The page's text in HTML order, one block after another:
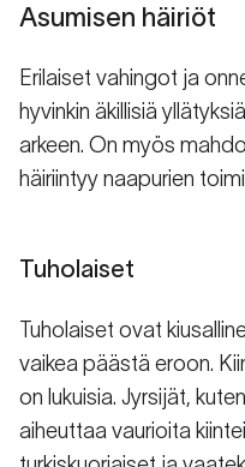
Asumisen häiriöt
Erilaiset vahingot ja
hyvinkin äkillisiä
arkeen. On myös
häiriintyy naapurien
Tuholaiset
Tuholaiset ovat
vaikea päästä eroon.
on lukuisia. Jyrsijät,
aiheuttaa vaurioita